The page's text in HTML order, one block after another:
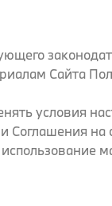
Сайта
условия
на